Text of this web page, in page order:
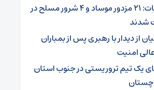
وزارت اطلاعات: ۲۱ مزدور موساد و ۴ شرور مسلح در
شدند
از دیدار با رهبری پس از بمباران
امنیت
یک تیم تروریستی در جنوب استان